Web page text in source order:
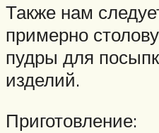
Также нам
примерно
пудры для
изделий.
Приготовление: